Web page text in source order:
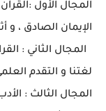
المجال الأول
الإيمان الصادق ،
المجال الثاني :
لغتنا و التقدم
المجال الثالث :